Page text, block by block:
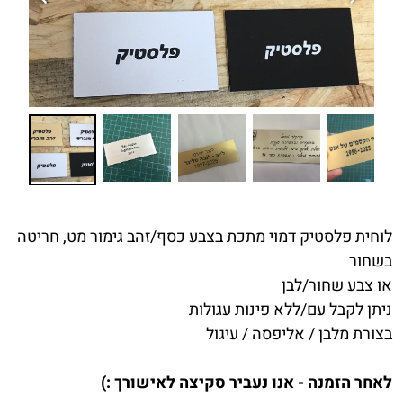
לוחית פלסטיק דמוי מתכת בצבע כסף/זהב גימור מט, חריטה
בשחור
או צבע שחור/לבן
ניתן לקבל עם/ללא פינות עגולות
בצורת מלבן / אליפסה / עיגול
לאחר הזמנה - אנו נעביר סקיצה לאישורך :)